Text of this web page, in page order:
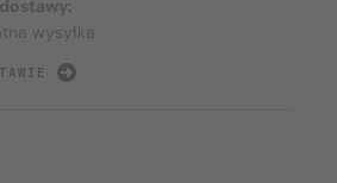
wysyłka